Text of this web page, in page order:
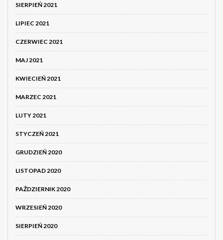
SIERPIEŃ 2021
LIPIEC 2021
CZERWIEC 2021
MAJ 2021
KWIECIEŃ 2021
MARZEC 2021
LUTY 2021
STYCZEŃ 2021
GRUDZIEŃ 2020
LISTOPAD 2020
PAŹDZIERNIK 2020
WRZESIEŃ 2020
SIERPIEŃ 2020